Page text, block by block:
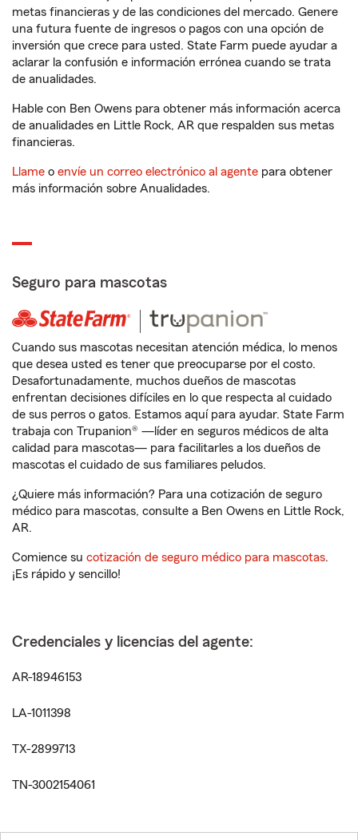
metas financieras y de las condiciones del mercado. Genere
una futura fuente de ingresos o pagos con una opción de
inversión que crece para usted. State Farm puede ayudar a
aclarar la confusión e información errónea cuando se trata
de anualidades.
Hable con Ben Owens para obtener más información acerca
de anualidades en Little Rock, AR que respalden sus metas
financieras.
Llame o envíe un correo electrónico al agente para obtener
más información sobre Anualidades.
Seguro para mascotas
Cuando sus mascotas necesitan atención médica, lo menos
que desea usted es tener que preocuparse por el costo.
Desafortunadamente, muchos dueños de mascotas
enfrentan decisiones difíciles en lo que respecta al cuidado
de sus perros o gatos. Estamos aquí para ayudar. State Farm
trabaja con Trupanion® —líder en seguros médicos de alta
calidad para mascotas— para facilitarles a los dueños de
mascotas el cuidado de sus familiares peludos.
¿Quiere más información? Para una cotización de seguro
médico para mascotas, consulte a Ben Owens en Little Rock,
AR.
Comience su cotización de seguro médico para mascotas.
¡Es rápido y sencillo!
Credenciales y licencias del agente:
AR-18946153
LA-1011398
TX-2899713
TN-3002154061